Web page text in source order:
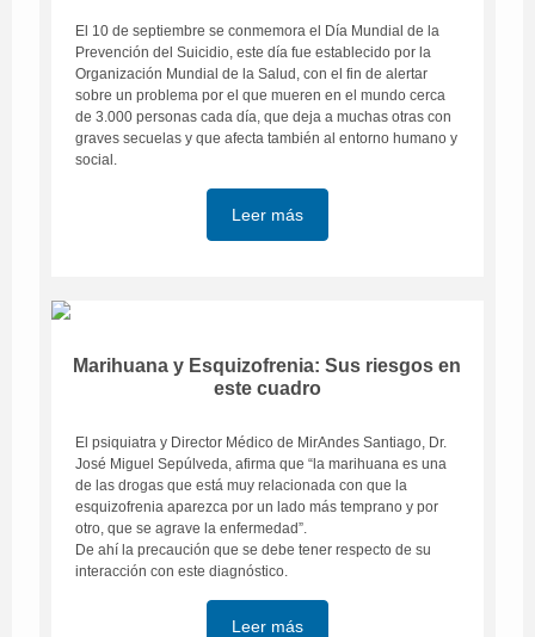
El 10 de septiembre se conmemora el Día Mundial de la
Prevención del Suicidio, este día fue establecido por la
Organización Mundial de la Salud, con el fin de alertar
sobre un problema por el que mueren en el mundo cerca
de 3.000 personas cada día, que deja a muchas otras con
graves secuelas y que afecta también al entorno humano y
social.
Leer más
Marihuana y Esquizofrenia: Sus riesgos en
este cuadro
El psiquiatra y Director Médico de MirAndes Santiago, Dr.
José Miguel Sepúlveda, afirma que “la marihuana es una
de las drogas que está muy relacionada con que la
esquizofrenia aparezca por un lado más temprano y por
otro, que se agrave la enfermedad”.
De ahí la precaución que se debe tener respecto de su
interacción con este diagnóstico.
Leer más